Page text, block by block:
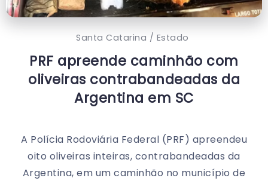
Santa Catarina / Estado
PRF apreende caminhão com
oliveiras contrabandeadas da
Argentina em SC
A Polícia Rodoviária Federal (PRF) apreendeu
oito oliveiras inteiras, contrabandeadas da
Argentina, em um caminhão no município de